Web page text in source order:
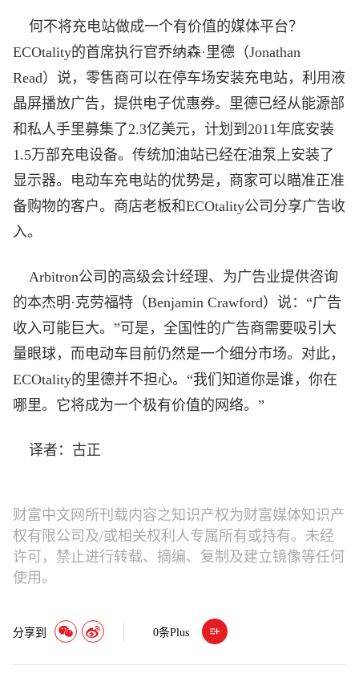
何不将充电站做成一个有价值的媒体平台？
ECOtality的首席执行官乔纳森·里德（Jonathan
Read）说，零售商可以在停车场安装充电站，利用液
晶屏播放广告，提供电子优惠券。里德已经从能源部
和私人手里募集了2.3亿美元，计划到2011年底安装
1.5万部充电设备。传统加油站已经在油泵上安装了
显示器。电动车充电站的优势是，商家可以瞄准正准
备购物的客户。商店老板和ECOtality公司分享广告收
入。
Arbitron公司的高级会计经理、为广告业提供咨询
的本杰明·克劳福特（Benjamin Crawford）说：“广告
收入可能巨大。”可是，全国性的广告商需要吸引大
量眼球，而电动车目前仍然是一个细分市场。对此，
ECOtality的里德并不担心。“我们知道你是谁，你在
哪里。它将成为一个极有价值的网络。”
译者：古正
财富中文网所刊载内容之知识产权为财富媒体知识产
权有限公司及/或相关权利人专属所有或持有。未经
许可，禁止进行转载、摘编、复制及建立镜像等任何
使用。
分享到 0条Plus